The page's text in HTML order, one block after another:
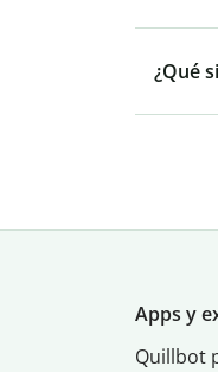
¿Qué
Apps y
Quillbot